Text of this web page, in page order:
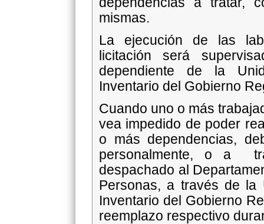
mismas.
La ejecución de las
licitación será
dependiente de la
Inventario del Gobierno
Cuando uno o más
vea impedido de poder
o más dependencias,
personalmente, o a
despachado al
Personas, a través de la
Inventario del Gobierno
reemplazo respectivo